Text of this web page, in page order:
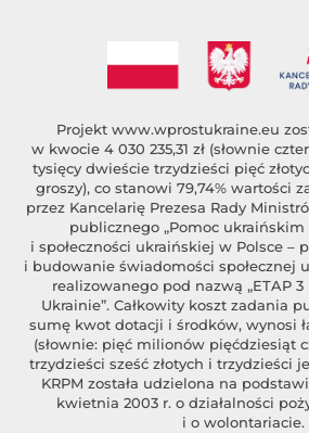
Projekt www.wprostukraine.eu
w kwocie 4 030 235,31 zł (słownie
tysięcy dwieście trzydzieści pięć
groszy), co stanowi 79,74% wartości
przez Kancelarię Prezesa Rady
publicznego „Pomoc
i społeczności ukraińskiej w Polsce –
i budowanie świadomości społecznej
realizowanego pod nazwą „ETAP
Ukrainie”. Całkowity koszt zadania
sumę kwot dotacji i środków, wynosi
(słownie: pięć milionów pięćdziesiąt
trzydzieści sześć złotych i trzydzieści
KRPM została udzielona na
kwietnia 2003 r. o działalności
i o wolontariacie.